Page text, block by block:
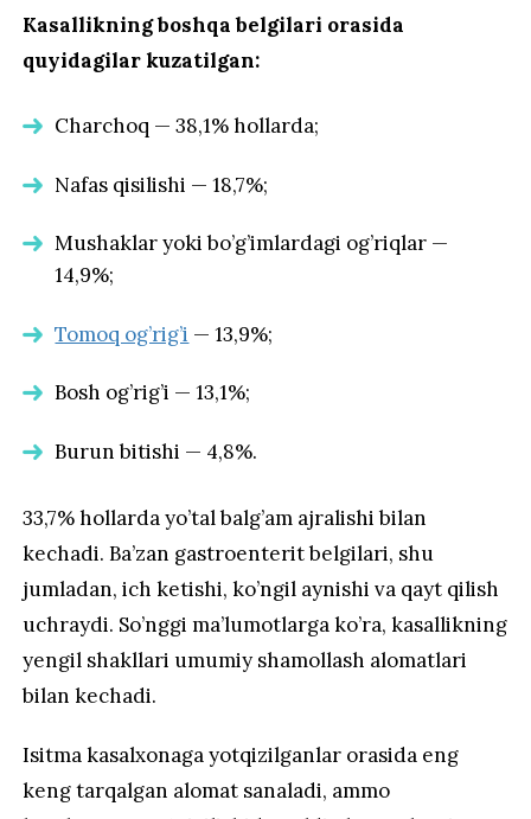
Kasallikning boshqa belgilari orasida
quyidagilar kuzatilgan:
Charchoq — 38,1% hollarda;
Nafas qisilishi — 18,7%;
Mushaklar yoki bo’g’imlardagi og’riqlar —
14,9%;
Tomoq og’rig’i — 13,9%;
Bosh og’rig’i — 13,1%;
Burun bitishi — 4,8%.
33,7% hollarda yo’tal balg’am ajralishi bilan
kechadi. Ba’zan gastroenterit belgilari, shu
jumladan, ich ketishi, ko’ngil aynishi va qayt qilish
uchraydi. So’nggi ma’lumotlarga ko’ra, kasallikning
yengil shakllari umumiy shamollash alomatlari
bilan kechadi.
Isitma kasalxonaga yotqizilganlar orasida eng
keng tarqalgan alomat sanaladi, ammo